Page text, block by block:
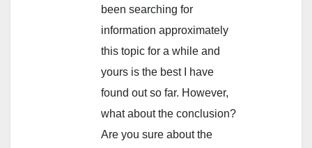
been searching for
information approximately
this topic for a while and
yours is the best I have
found out so far. However,
what about the conclusion?
Are you sure about the